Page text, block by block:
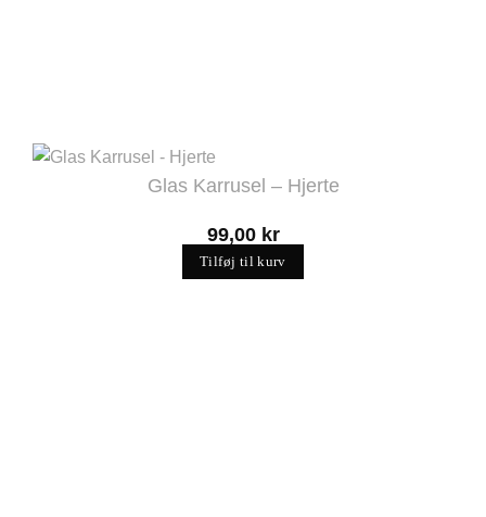
Glas Karrusel – Hjerte
99,00 kr
Tilføj til kurv